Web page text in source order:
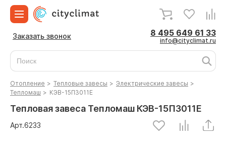
Заказать звонок 8 495 649 61 33
info@cityclimat.ru
Отопление > Тепловые завесы > Электрические завесы >
Тепломаш > КЭВ-15П3011Е
Тепловая завеса Тепломаш КЭВ-15П3011Е
Арт.6233